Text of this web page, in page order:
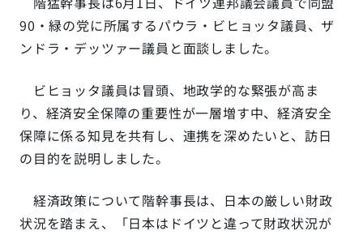
90・緑の党に所属するパウラ・ビヒョッタ議員、ザ
ンドラ・デッツァー議員と面談しました。
ビヒョッタ議員は冒頭、地政学的な緊張が高ま
り、経済安全保障の重要性が一層増す中、経済安全
保障に係る知見を共有し、連携を深めたいと、訪日
の目的を説明しました。
経済政策について階幹事長は、日本の厳しい財政
状況を踏まえ、「日本はドイツと違って財政状況が